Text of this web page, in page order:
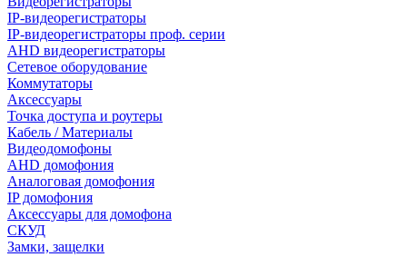
IP-видеорегистраторы
IP-видеорегистраторы проф. серии
AHD видеорегистраторы
Сетевое оборудование
Коммутаторы
Аксессуары
Точка доступа и роутеры
Кабель / Материалы
Видеодомофоны
AHD домофония
Аналоговая домофония
IP домофония
Аксессуары для домофона
СКУД
Замки, защелки